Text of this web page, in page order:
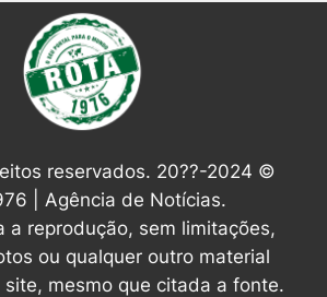
reservados. 20??-2024 ©
| Agência de Notícias.
a reprodução, sem limitações,
ou qualquer outro material
mesmo que citada a fonte.